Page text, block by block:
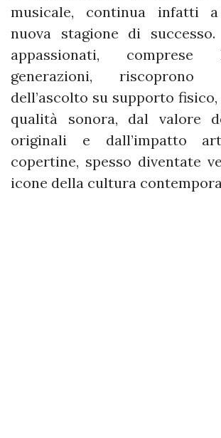
musicale, continua infatti
nuova stagione di
appassionati,
generazioni,
dell’ascolto su supporto
qualità sonora, dal valore
originali e dall’impatto
copertine, spesso diventate
icone della cultura